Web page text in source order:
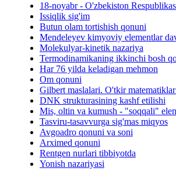
18-noyabr - O'zbekiston
Issiqlik sig'im
Butun olam tortishish qonuni
Mendeleyev kimyoviy elementlar
Molekulyar-kinetik nazariya
Termodinamikaning ikkinchi bosh
Har 76 yilda keladigan mehmon
Om qonuni
Gilbert maslalari. O'tkir
DNK strukturasining kashf etilishi
Mis, oltin va kumush - "soqqali"
Tasviru-tasavvurga sig'mas miqyos
Avgoadro qonuni va soni
Arximed qonuni
Rentgen nurlari tibbiyotda
Yonish nazariyasi